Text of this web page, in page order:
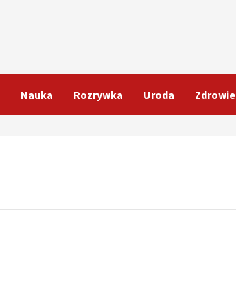
Nauka Rozrywka Uroda Zdrowie